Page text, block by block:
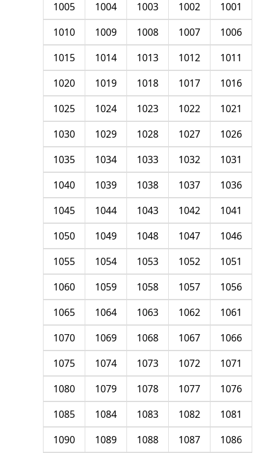
1001
1002
1003
1004
1005
1006
1007
1008
1009
1010
1011
1012
1013
1014
1015
1016
1017
1018
1019
1020
1021
1022
1023
1024
1025
1026
1027
1028
1029
1030
1031
1032
1033
1034
1035
1036
1037
1038
1039
1040
1041
1042
1043
1044
1045
1046
1047
1048
1049
1050
1051
1052
1053
1054
1055
1056
1057
1058
1059
1060
1061
1062
1063
1064
1065
1066
1067
1068
1069
1070
1071
1072
1073
1074
1075
1076
1077
1078
1079
1080
1081
1082
1083
1084
1085
1086
1087
1088
1089
1090